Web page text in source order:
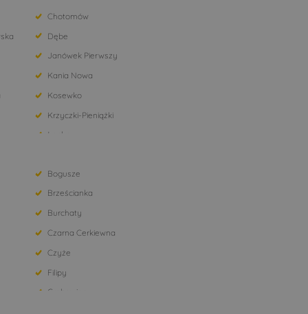
Chotomów
Dębe
Janówek Pierwszy
Kania Nowa
Kosewko
Krzyczki-Pieniążki
Łacha
Nowe Orzechowo
Olszewnica Stara
Pomiechówek
Radzymin
Stanisławów Drugi
Warszawa
Wólka Kikolska
Bogusze
Brześcianka
Burchaty
Czarna Cerkiewna
Czyże
Filipy
Grabowiec